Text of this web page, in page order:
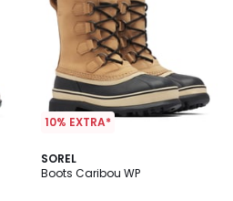
10% EXTRA*
SOREL
Boots Caribou WP
4,2
/ 5